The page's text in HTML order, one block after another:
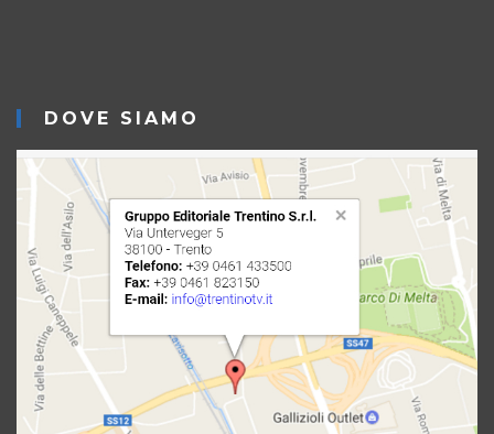
DOVE SIAMO